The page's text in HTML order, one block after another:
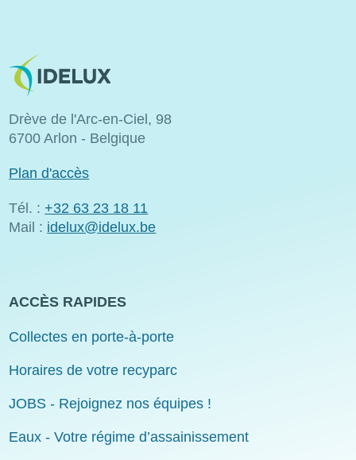
Image
Drève de l'Arc-en-Ciel, 98
6700 Arlon - Belgique
Plan d'accès
Tél. : +32 63 23 18 11
Mail : idelux@idelux.be
ACCÈS RAPIDES
Collectes en porte-à-porte
Horaires de votre recyparc
JOBS - Rejoignez nos équipes !
Eaux - Votre régime d’assainissement